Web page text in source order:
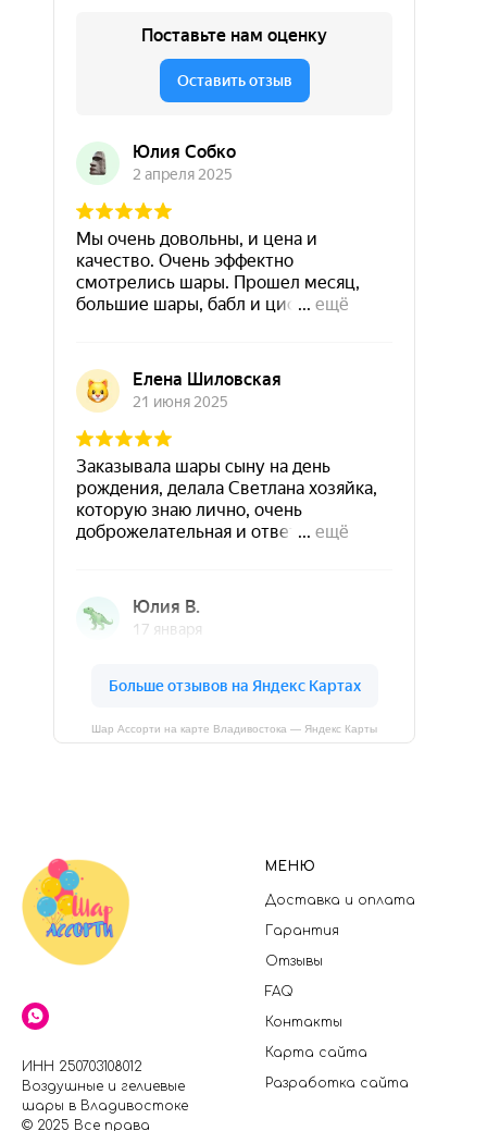
Шар Ассорти на карте Владивостока — Яндекс Карты
ИНН 250703108012
Воздушные и гелиевые
шары в Владивостоке
© 2025 Все права
МЕНЮ
Доставка и оплата
Гарантия
Отзывы
FAQ
Контакты
Карта сайта
Разработка сайта